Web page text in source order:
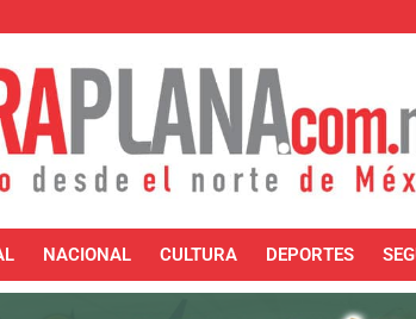
NACIONAL CULTURA DEPORTES